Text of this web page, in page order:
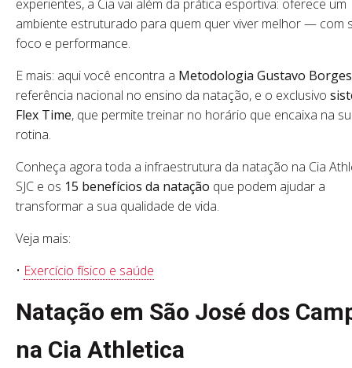
experientes, a Cia vai além da prática esportiva: oferece um
ambiente estruturado para quem quer viver melhor — com
foco e performance.
E mais: aqui você encontra a Metodologia Gustavo Borges
referência nacional no ensino da natação, e o exclusivo
Flex Time, que permite treinar no horário que encaixa na
rotina.
Conheça agora toda a infraestrutura da natação na Cia
SJC e os 15 benefícios da natação que podem ajudar a
transformar a sua qualidade de vida.
Veja mais:
• Exercício físico e saúde
Natação em São José dos
na Cia Athletica